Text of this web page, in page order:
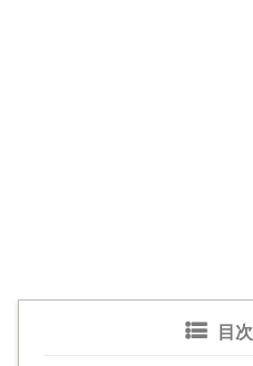
目次